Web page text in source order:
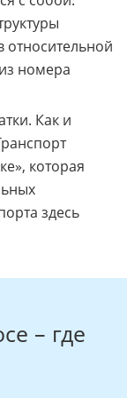
с собой.
номера
Как и
которая
здесь
– где